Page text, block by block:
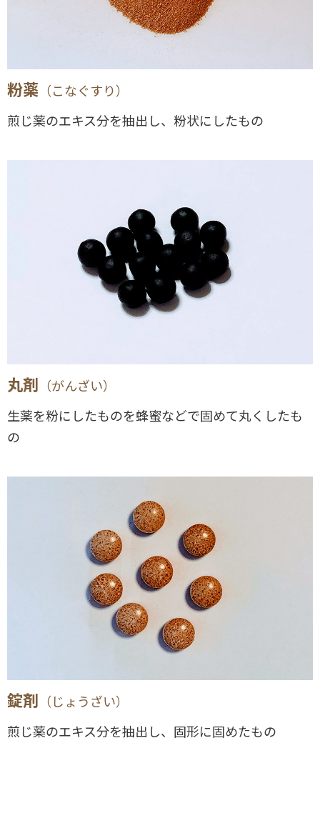
粉薬 （こなぐすり）
煎じ薬のエキス分を抽出し、粉状にしたもの
丸剤 （がんざい）
生薬を粉にしたものを蜂蜜などで固めて丸くしたも
の
錠剤 （じょうざい）
煎じ薬のエキス分を抽出し、固形に固めたもの